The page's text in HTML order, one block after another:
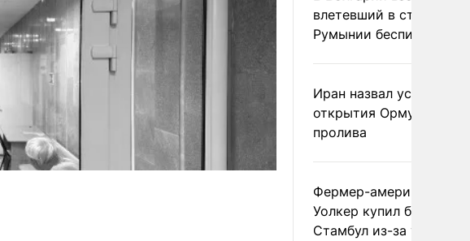
влетевший в страну из
Румынии беспилотник
Иран назвал условие
открытия Ормузского
пролива
Фермер-американец
Уолкер купил билет в
Стамбул из-за угрозы